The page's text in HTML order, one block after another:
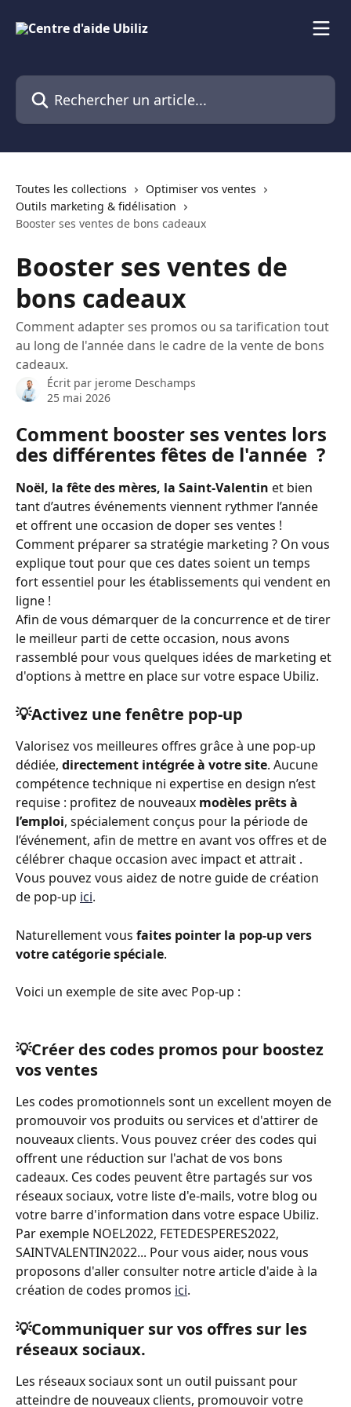
Rechercher un article...
Toutes les collections
Optimiser vos ventes
Outils marketing & fidélisation
Booster ses ventes de bons cadeaux
Booster ses ventes de
bons cadeaux
Comment adapter ses promos ou sa tarification tout
au long de l'année dans le cadre de la vente de bons
cadeaux.
Écrit par jerome Deschamps
25 mai 2026
Comment booster ses ventes lors
des différentes fêtes de l'année  ?
Noël, la fête des mères, la Saint-Valentin et bien
tant d’autres événements viennent rythmer l’année
et offrent une occasion de doper ses ventes !
Comment préparer sa stratégie marketing ? On vous
explique tout pour que ces dates soient un temps
fort essentiel pour les établissements qui vendent en
ligne !
Afin de vous démarquer de la concurrence et de tirer
le meilleur parti de cette occasion, nous avons
rassemblé pour vous quelques idées de marketing et
d'options à mettre en place sur votre espace Ubiliz.
💡Activez une fenêtre pop-up
Valorisez vos meilleures offres grâce à une pop-up
dédiée, directement intégrée à votre site. Aucune
compétence technique ni expertise en design n’est
requise : profitez de nouveaux modèles prêts à
l’emploi, spécialement conçus pour la période de
l’événement, afin de mettre en avant vos offres et de
célébrer chaque occasion avec impact et attrait .
Vous pouvez vous aidez de notre guide de création
de pop-up ici.
Naturellement vous faites pointer la pop-up vers
votre catégorie spéciale.
Voici un exemple de site avec Pop-up :
💡Créer des codes promos pour boostez
vos ventes
Les codes promotionnels sont un excellent moyen de
promouvoir vos produits ou services et d'attirer de
nouveaux clients. Vous pouvez créer des codes qui
offrent une réduction sur l'achat de vos bons
cadeaux. Ces codes peuvent être partagés sur vos
réseaux sociaux, votre liste d'e-mails, votre blog ou
votre barre d'information dans votre espace Ubiliz.
Par exemple NOEL2022, FETEDESPERES2022,
SAINTVALENTIN2022... Pour vous aider, nous vous
proposons d'aller consulter notre article d'aide à la
création de codes promos ici.
💡Communiquer sur vos offres sur les
réseaux sociaux.
Les réseaux sociaux sont un outil puissant pour
atteindre de nouveaux clients, promouvoir votre